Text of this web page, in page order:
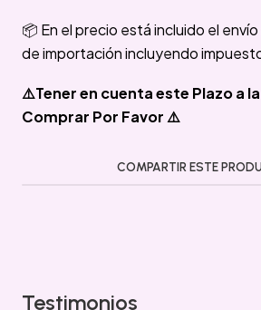
📦 En el precio está incluido el
de importación incluyendo
⚠️Tener en cuenta este Plazo a
Comprar Por Favor ⚠️
COMPARTIR ESTE
Testimonios